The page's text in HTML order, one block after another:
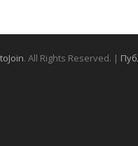
. All Rights Reserved. |